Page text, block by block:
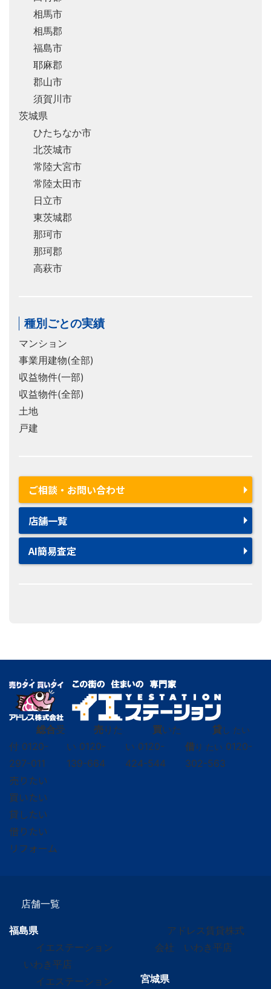
相馬市
相馬郡
福島市
耶麻郡
郡山市
須賀川市
茨城県
ひたちなか市
北茨城市
常陸大宮市
常陸太田市
日立市
東茨城郡
那珂市
那珂郡
高萩市
種別ごとの実績
マンション
事業用建物(全部)
収益物件(一部)
収益物件(全部)
土地
戸建
ご相談・お問い合わせ
店舗一覧
AI簡易査定
総合受
付 0120-
297-011
売りた
い 0120-
139-664
買いた
い 0120-
424-544
貸し たい
借り たい 0120-
302-563
売りたい
買いたい
貸したい
借りたい
リフォーム
店舗一覧
福島県
イエステーション
いわき平店
イエステーション
アドレス賃貸株式
会社 いわき平店
宮城県